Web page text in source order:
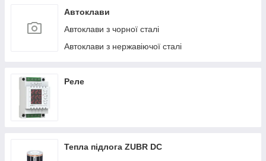
Автоклави
Автоклави з чорної сталі
Автоклави з нержавіючої сталі
Реле
Тепла підлога ZUBR DC